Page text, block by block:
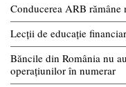
Conducerea ARB rămâne
Lecții de educație
Băncile din România nu
operațiunilor în numerar